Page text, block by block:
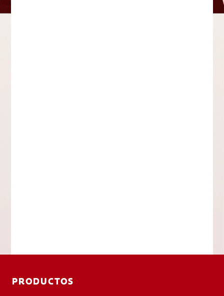
PRODUCTOS